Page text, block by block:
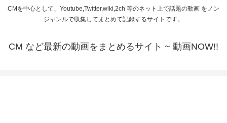
CMを中心として、Youtube,Twitter,wiki,2ch 等のネット上で話題の動画 をノン
ジャンルで収集してまとめて記録するサイトです。
CM など最新の動画をまとめるサイト ~ 動画NOW!!